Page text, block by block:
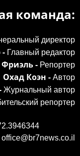
команда:
директор
- Главный редактор
- Репортер
Охад Коэн - Автор
Журнальный автор
репортер
office@br7news.co.il